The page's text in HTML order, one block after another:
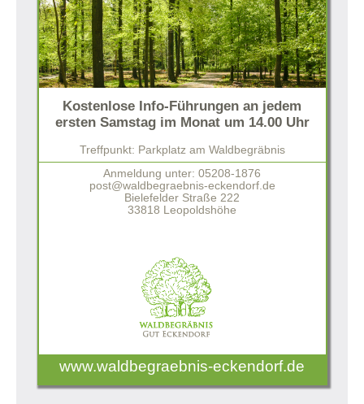
Kostenlose Info-Führungen an jedem
ersten Samstag im Monat um 14.00 Uhr
Treffpunkt: Parkplatz am Waldbegräbnis
Anmeldung unter: 05208-1876
post@waldbegraebnis-eckendorf.de
Bielefelder Straße 222
33818 Leopoldshöhe
www.waldbegraebnis-eckendorf.de